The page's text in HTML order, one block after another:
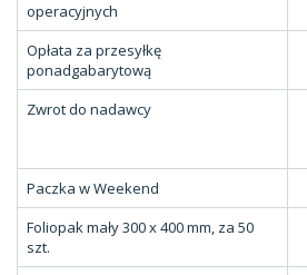
operacyjnych
Opłata za przesyłkę
ponadgabarytową
Zwrot do nadawcy
Paczka w Weekend
Foliopak mały 300 x 400 mm, za 50
szt.